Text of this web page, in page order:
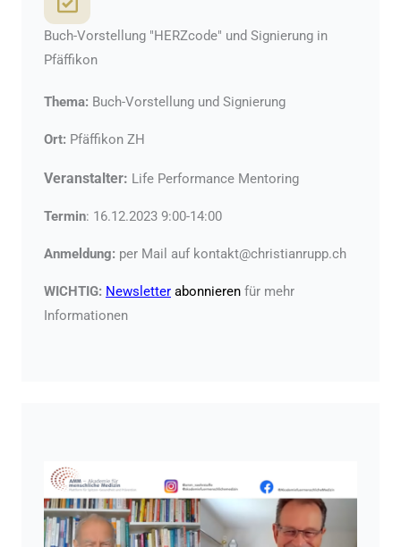
Buch-Vorstellung "HERZcode" und Signierung in
Pfäffikon
Thema: Buch-Vorstellung und Signierung
Ort: Pfäffikon ZH
Veranstalter: Life Performance Mentoring
Termin: 16.12.2023 9:00-14:00
Anmeldung: per Mail auf kontakt@christianrupp.ch
WICHTIG: Newsletter abonnieren für mehr
Informationen